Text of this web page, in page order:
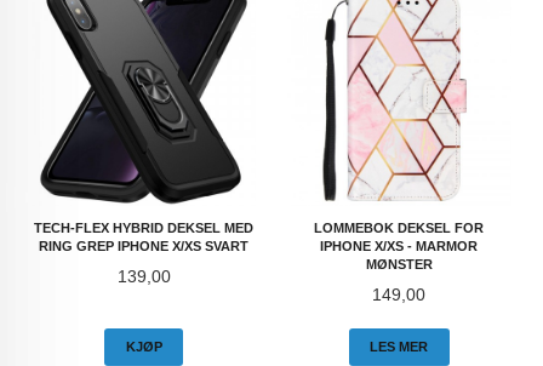
TECH-FLEX HYBRID DEKSEL MED
RING GREP IPHONE X/XS SVART
Pris
139,00
KJØP
LOMMEBOK DEKSEL FOR
IPHONE X/XS - MARMOR
MØNSTER
Pris
149,00
LES MER